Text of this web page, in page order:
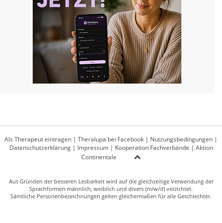
Als Therapeut eintragen | Theralupa bei Facebook | Nutzungsbedingungen |
Datenschutzerklärung| Impressum| Kooperation Fachverbände | Aktion
Continentale
Aus Gründen der besseren Lesbarkeit wird auf die gleichzeitige Verwendung der
Sprachformen männlich, weiblich und divers (m/w/d) verzichtet.
Sämtliche Personenbezeichnungen gelten gleichermaßen für alle Geschlechter.